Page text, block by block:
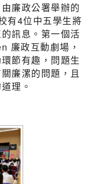
廉政公署舉辦的
有4位中五學生將
訊息。第一個活
廉政互動劇場，
節有趣，問題生
廉漯的問題，且
理。